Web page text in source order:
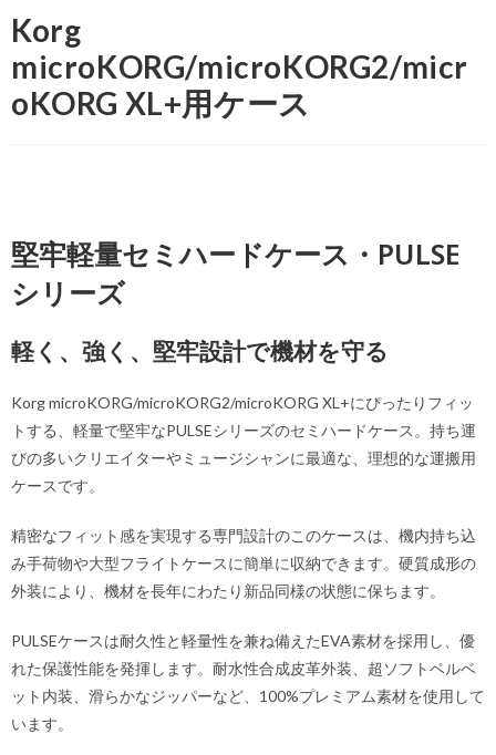
Korg
microKORG/microKORG2/micr
oKORG XL+用ケース
堅牢軽量セミハードケース・PULSE
シリーズ
軽く、強く、堅牢設計で機材を守る
Korg microKORG/microKORG2/microKORG XL+にぴったりフィッ
トする、軽量で堅牢なPULSEシリーズのセミハードケース。持ち運
びの多いクリエイターやミュージシャンに最適な、理想的な運搬用
ケースです。
精密なフィット感を実現する専門設計のこのケースは、機内持ち込
み手荷物や大型フライトケースに簡単に収納できます。硬質成形の
外装により、機材を長年にわたり新品同様の状態に保ちます。
PULSEケースは耐久性と軽量性を兼ね備えたEVA素材を採用し、優
れた保護性能を発揮します。耐水性合成皮革外装、超ソフトベルベ
ット内装、滑らかなジッパーなど、100%プレミアム素材を使用して
います。